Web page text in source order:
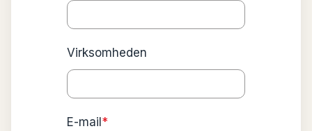
Virksomheden
E-mail*